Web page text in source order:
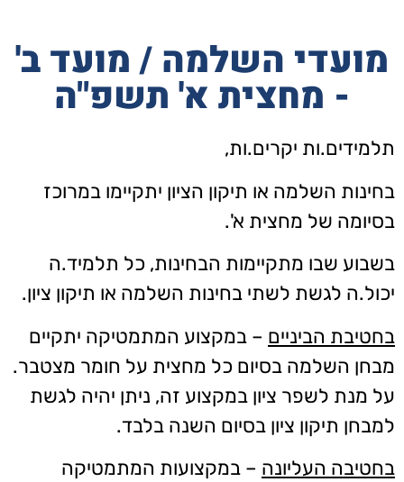
מועדי השלמה / מועד ב'
- מחצית א' תשפ"ה
תלמידים.ות יקרים.ות,
בחינות השלמה או תיקון הציון יתקיימו במרוכז
בסיומה של מחצית א'.
בשבוע שבו מתקיימות הבחינות, כל תלמיד.ה
יכול.ה לגשת לשתי בחינות השלמה או תיקון ציון.
בחטיבת הביניים – במקצוע המתמטיקה יתקיים
מבחן השלמה בסיום כל מחצית על חומר מצטבר.
על מנת לשפר ציון במקצוע זה, ניתן יהיה לגשת
למבחן תיקון ציון בסיום השנה בלבד.
בחטיבה העליונה – במקצועות המתמטיקה